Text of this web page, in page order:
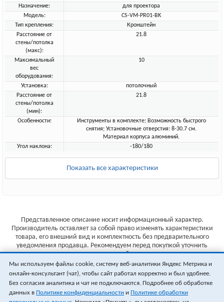
Назначение:
для проектора
Модель:
CS-VM-PR01-BK
Тип крепления:
Кронштейн
Расстояние от
стены/потолка
(макс):
21.8
Максимальный
вес
оборудования:
10
Установка:
потолочный
Расстояние от
стены/потолка
(мин):
21.8
Особенности:
Инструменты в комплекте; Возможность быстрого
снятия; Установочные отверстия: 8-30.7 см.
Материал корпуса алюминий.
Угол наклона:
-180/180
Показать все характеристики
Представленное описание носит информационный характер.
Производитель оставляет за собой право изменять характеристики
товара, его внешний вид и комплектность без предварительного
уведомления продавца. Рекомендуем перед покупкой уточнить
характеристики товара на сайте производителя.
Указанные цены не являются публичной офертой (ст.435 ГК РФ).
Стоимость и наличие товара уточняйте у менеджера.
Мы используем файлы cookie, систему веб-аналитики Яндекс Метрика и
онлайн-консультант (чат), чтобы сайт работал корректно и был удобнее.
Без согласия аналитика и чат не подключаются. Подробнее об обработке
данных в Политике конфиденциальности и Политике обработки